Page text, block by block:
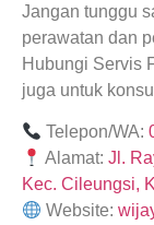
Jangan tunggu
perawatan dan
Hubungi Servis
juga untuk
Telepon/WA:
Alamat:Jl.
Kec. Cileungsi,
Website: